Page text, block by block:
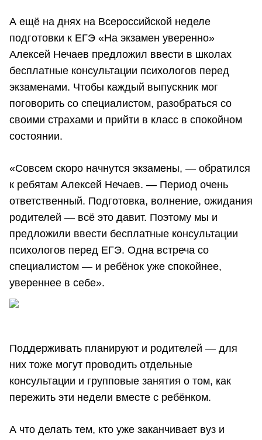
А ещё на днях на Всероссийской неделе
подготовки к ЕГЭ «На экзамен уверенно»
Алексей Нечаев предложил ввести в школах
бесплатные консультации психологов перед
экзаменами. Чтобы каждый выпускник мог
поговорить со специалистом, разобраться со
своими страхами и прийти в класс в спокойном
состоянии.
«Совсем скоро начнутся экзамены, — обратился
к ребятам Алексей Нечаев. — Период очень
ответственный. Подготовка, волнение, ожидания
родителей — всё это давит. Поэтому мы и
предложили ввести бесплатные консультации
психологов перед ЕГЭ. Одна встреча со
специалистом — и ребёнок уже спокойнее,
увереннее в себе».
Поддерживать планируют и родителей — для
них тоже могут проводить отдельные
консультации и групповые занятия о том, как
пережить эти недели вместе с ребёнком.
А что делать тем, кто уже заканчивает вуз и